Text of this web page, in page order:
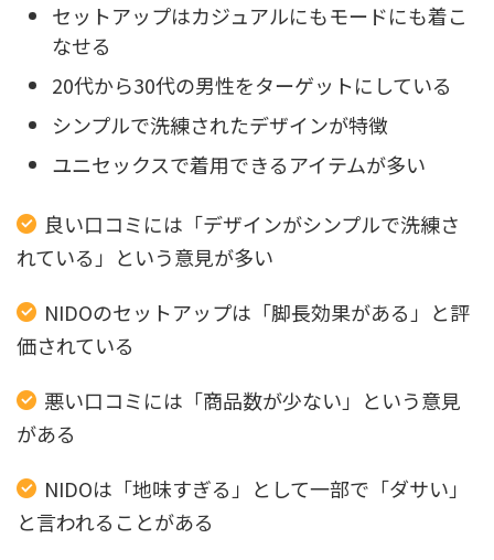
セットアップはカジュアルにもモードにも着こ
なせる
20代から30代の男性をターゲットにしている
シンプルで洗練されたデザインが特徴
ユニセックスで着用できるアイテムが多い
良い口コミには「デザインがシンプルで洗練さ
れている」という意見が多い
NIDOのセットアップは「脚長効果がある」と評
価されている
悪い口コミには「商品数が少ない」という意見
がある
NIDOは「地味すぎる」として一部で「ダサい」
と言われることがある